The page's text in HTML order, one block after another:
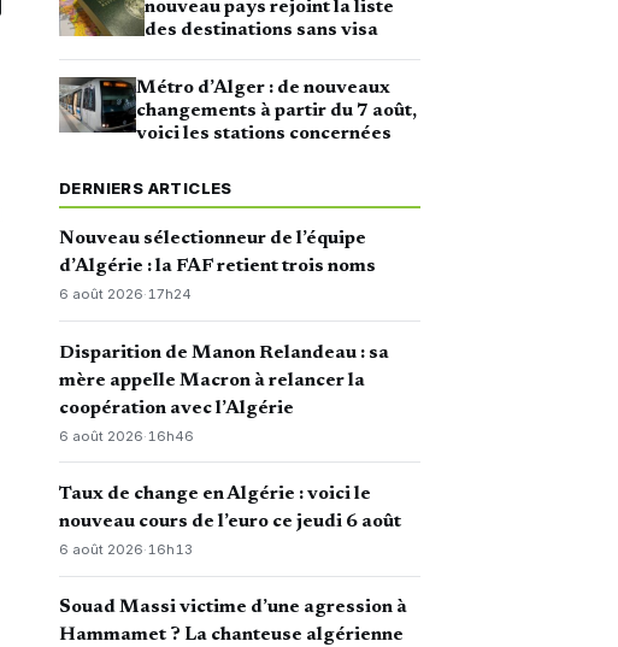
nouveau pays rejoint la liste
des destinations sans visa
Métro d’Alger : de nouveaux
changements à partir du 7 août,
voici les stations concernées
DERNIERS ARTICLES
Nouveau sélectionneur de l’équipe
d’Algérie : la FAF retient trois noms
6 août 2026·17h24
Disparition de Manon Relandeau : sa
mère appelle Macron à relancer la
coopération avec l’Algérie
6 août 2026· 16h46
Taux de change en Algérie : voici le
nouveau cours de l’euro ce jeudi 6 août
6 août 2026·16h13
Souad Massi victime d’une agression à
Hammamet ? La chanteuse algérienne